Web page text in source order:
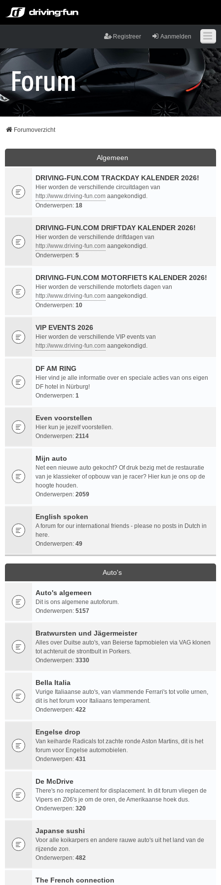
Aanmelden
Registreer
Forumoverzicht
Algemeen
DRIVING-FUN.COM TRACKDAY KALENDER 2026!
Hier worden de verschillende circuitdagen van
http://www.driving-fun.com aangekondigd.
Onderwerpen: 18
DRIVING-FUN.COM DRIFTDAY KALENDER 2026!
Hier worden de verschillende driftdagen van
http://www.driving-fun.com aangekondigd.
Onderwerpen: 5
DRIVING-FUN.COM MOTORFIETS KALENDER 2026!
Hier worden de verschillende motorfiets dagen van
http://www.driving-fun.com aangekondigd.
Onderwerpen: 10
VIP EVENTS 2026
Hier worden de verschillende VIP events van
http://www.driving-fun.com aangekondigd.
DF AM RING
Hier vind je alle informatie over en speciale acties van ons eigen
DF hotel in Nürburg!
Onderwerpen: 1
Even voorstellen
Hier kun je jezelf voorstellen.
Onderwerpen: 2114
Mijn auto
Net een nieuwe auto gekocht? Of druk bezig met de restauratie
van je klassieker of opbouw van je racer? Hier kun je ons op de
hoogte houden.
Onderwerpen: 2059
English spoken
A forum for our international friends - please no posts in Dutch in
here.
Onderwerpen: 49
Auto's
Auto's algemeen
Dit is ons algemene autoforum.
Onderwerpen: 5157
Bratwursten und Jägermeister
Alles over Duitse auto's, van Beierse fapmobielen via VAG klonen
tot achteruit de strontbult in Porkers.
Onderwerpen: 3330
Bella Italia
Vurige Italiaanse auto's, van vlammende Ferrari's tot volle urnen,
dit is het forum voor Italiaans temperament.
Onderwerpen: 422
Engelse drop
Van keiharde Radicals tot zachte ronde Aston Martins, dit is het
forum voor Engelse automobielen.
Onderwerpen: 431
De McDrive
There's no replacement for displacement. In dit forum vliegen de
Vipers en Z06's je om de oren, de Amerikaanse hoek dus.
Onderwerpen: 320
Japanse sushi
Voor alle koikarpers en andere rauwe auto's uit het land van de
rijzende zon.
Onderwerpen: 482
The French connection